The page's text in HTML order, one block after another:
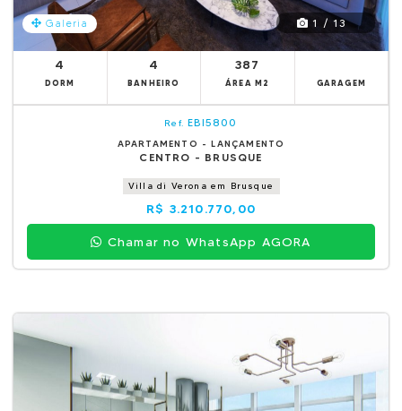
Galeria 1 / 13
4
DORM
4
BANHEIRO
387
ÁREA M2 GARAGEM
Ref. EBI5800
APARTAMENTO - LANÇAMENTO
CENTRO - BRUSQUE
Villa di Verona em Brusque
R$ 3.210.770,00
Chamar no WhatsApp AGORA